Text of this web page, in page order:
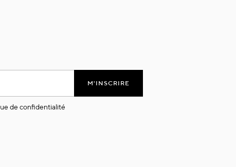
M'INSCRIRE
de confidentialité